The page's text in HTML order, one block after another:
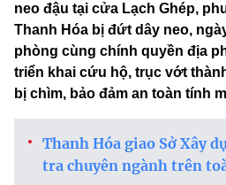
neo đậu tại cửa Lạch Ghép,
Thanh Hóa bị đứt dây neo,
phòng cùng chính quyền địa
triển khai cứu hộ, trục vớt
bị chìm, bảo đảm an toàn tính
Thanh Hóa giao Sở Xây
tra chuyên ngành trên